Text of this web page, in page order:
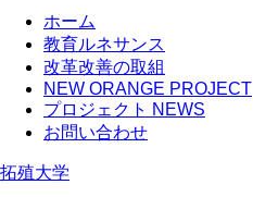
ホーム
教育ルネサンス
改革改善の取組
NEW ORANGE PROJECT
プロジェクト NEWS
お問い合わせ
拓殖大学